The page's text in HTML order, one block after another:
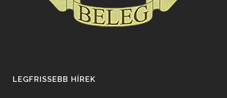
LEGFRISSEBB HÍREK